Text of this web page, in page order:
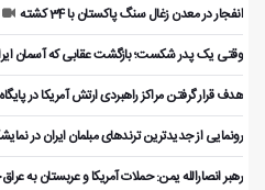
انفجار در معدن زغال سنگ پاکستان با 34 کشته
وقتی یک پدر شکست؛ بازگشت عقابی که آسمان
هدف قرار گرفتن مراکز راهبردی ارتش آمریکا در
رونمایی از جدیدترین ترندهای مبلمان ایران در
رهبر انصارالله یمن: حملات آمریکا و عربستان به